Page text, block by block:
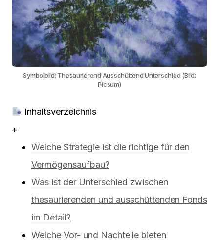
Symbolbild: Thesaurierend Ausschüttend Unterschied (Bild:
Picsum)
Inhaltsverzeichnis
+
Welche Strategie ist die richtige für den
Vermögensaufbau?
Was ist der Unterschied zwischen
thesaurierenden und ausschüttenden Fonds
im Detail?
Welche Vor- und Nachteile bieten